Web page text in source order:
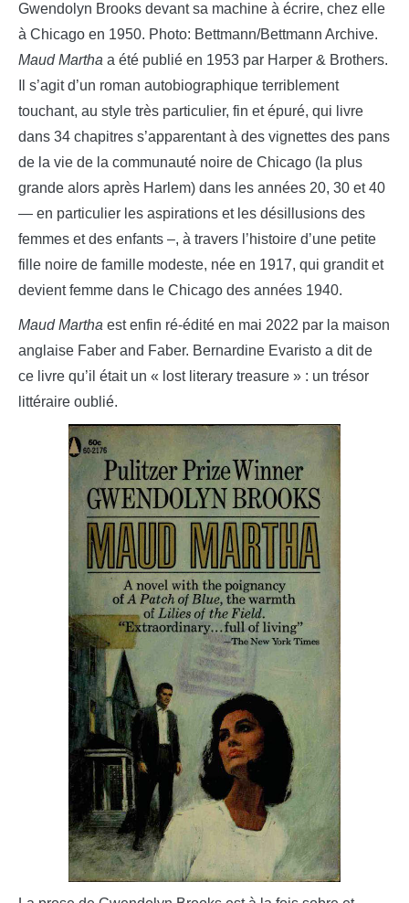
Gwendolyn Brooks devant sa machine à écrire, chez elle
à Chicago en 1950. Photo: Bettmann/Bettmann Archive.
Maud Martha a été publié en 1953 par Harper & Brothers.
Il s’agit d’un roman autobiographique terriblement
touchant, au style très particulier, fin et épuré, qui livre
dans 34 chapitres s’apparentant à des vignettes des pans
de la vie de la communauté noire de Chicago (la plus
grande alors après Harlem) dans les années 20, 30 et 40
— en particulier les aspirations et les désillusions des
femmes et des enfants –, à travers l’histoire d’une petite
fille noire de famille modeste, née en 1917, qui grandit et
devient femme dans le Chicago des années 1940.
Maud Martha est enfin ré-édité en mai 2022 par la maison
anglaise Faber and Faber. Bernardine Evaristo a dit de
ce livre qu’il était un « lost literary treasure » : un trésor
littéraire oublié.